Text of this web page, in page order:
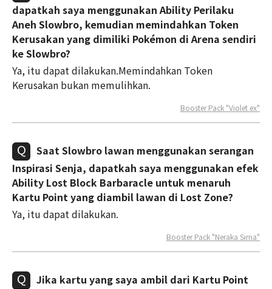
dapatkah saya menggunakan Ability Perilaku
Aneh Slowbro, kemudian memindahkan Token
Kerusakan yang dimiliki Pokémon di Arena sendiri
ke Slowbro?
Ya, itu dapat dilakukan.Memindahkan Token
Kerusakan bukan memulihkan.
Booster Pack "Violet ex"
Saat Slowbro lawan menggunakan serangan
Inspirasi Senja, dapatkah saya menggunakan efek
Ability Lost Block Barbaracle untuk menaruh
Kartu Point yang diambil lawan di Lost Zone?
Ya, itu dapat dilakukan.
Booster Pack "Neraka Sirna"
Jika kartu yang saya ambil dari Kartu Point